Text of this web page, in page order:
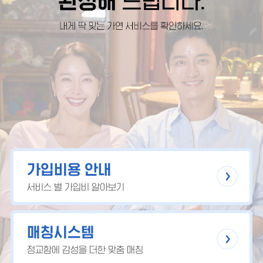
가입비용 안내
서비스 별 가입비 알아보기
매칭시스템
정교함에 감성을 더한 맞춤 매칭